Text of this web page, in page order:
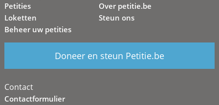
Petities
Loketten
Beheer uw petities
Over petitie.be
Steun ons
Doneer en steun Petitie.be
Contact
Contactformulier